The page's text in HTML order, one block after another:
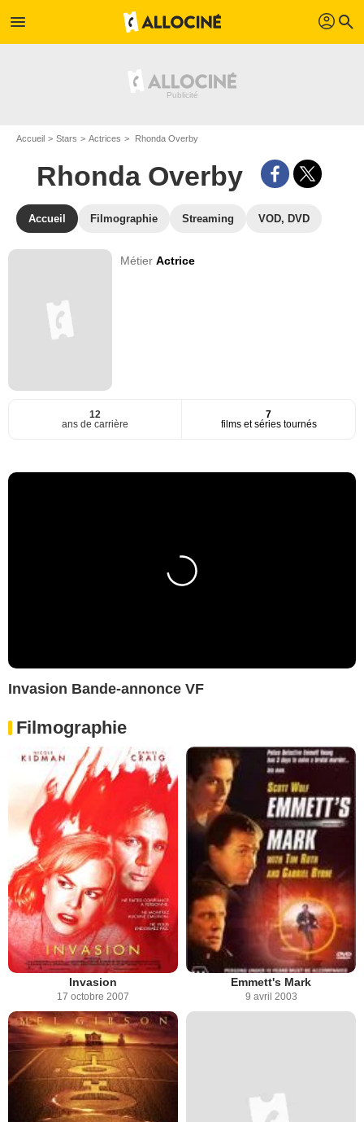
menu profil search
Accueil Stars Actrices Rhonda Overby
Rhonda Overby
Accueil Filmographie Streaming VOD, DVD
MétierActrice
12
ans de carrière
7
films et séries tournés
Invasion Bande-annonce VF
Filmographie
Invasion
17 octobre 2007
Emmett's Mark
9 avril 2003